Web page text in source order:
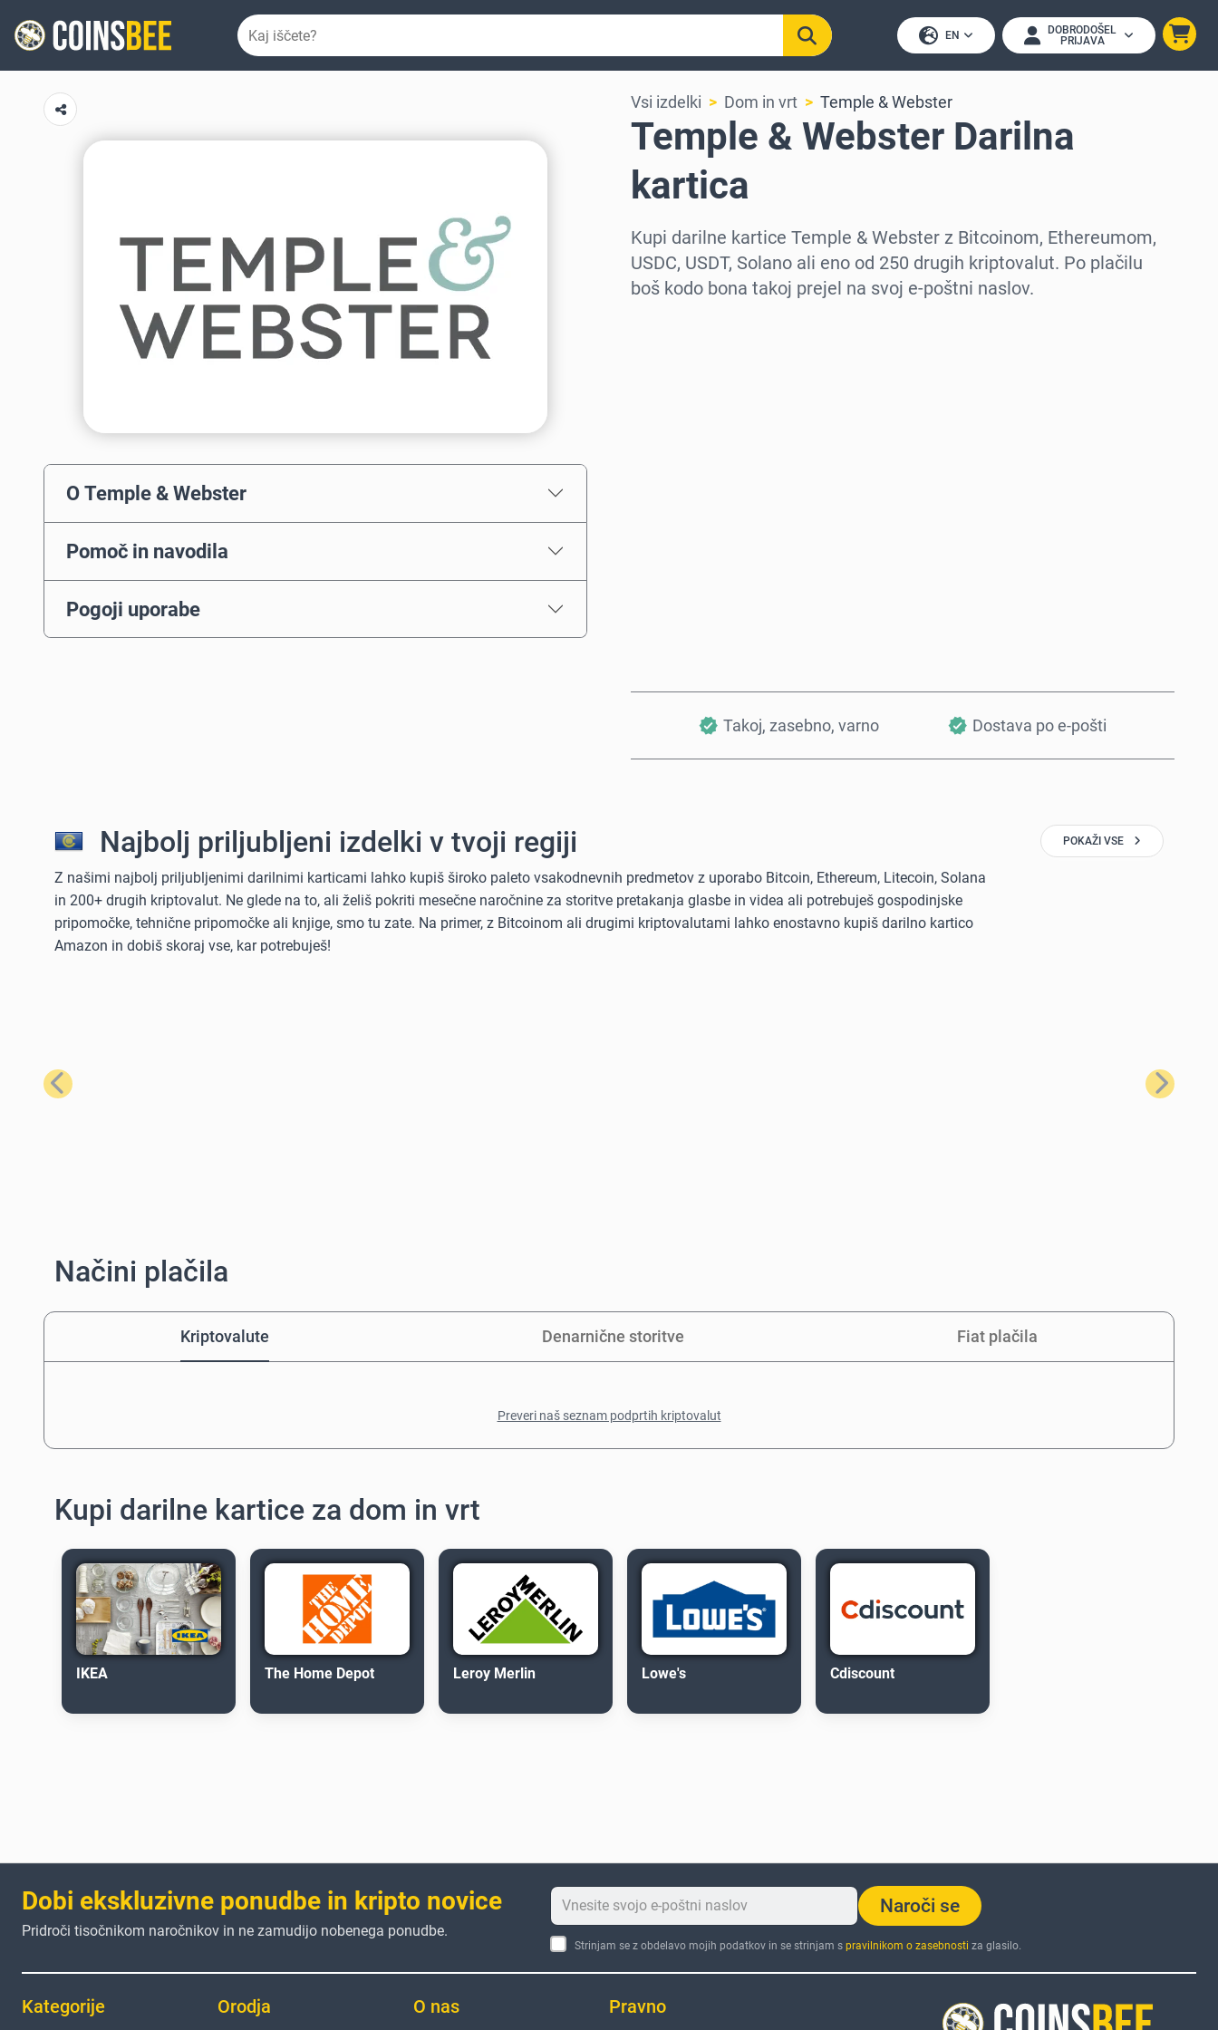
EN
DOBRODOŠEL
PRIJAVA
O Temple & Webster
Pomoč in navodila
Pogoji uporabe
Vsi izdelki Dom in vrt Temple & Webster
Temple & Webster Darilna
kartica
Kupi darilne kartice Temple & Webster z Bitcoinom, Ethereumom,
USDC, USDT, Solano ali eno od 250 drugih kriptovalut. Po plačilu
boš kodo bona takoj prejel na svoj e-poštni naslov.
Takoj, zasebno, varno Dostava po e-pošti
Najbolj priljubljeni izdelki v tvoji regiji
Z našimi najbolj priljubljenimi darilnimi karticami lahko kupiš široko paleto vsakodnevnih predmetov z uporabo Bitcoin, Ethereum, Litecoin, Solana
in 200+ drugih kriptovalut. Ne glede na to, ali želiš pokriti mesečne naročnine za storitve pretakanja glasbe in videa ali potrebuješ gospodinjske
pripomočke, tehnične pripomočke ali knjige, smo tu zate. Na primer, z Bitcoinom ali drugimi kriptovalutami lahko enostavno kupiš darilno kartico
Amazon in dobiš skoraj vse, kar potrebuješ!
POKAŽI VSE
Prejšnji Naslednji
Načini plačila
Kriptovalute Denarnične storitve Fiat plačila
Preveri naš seznam podprtih kriptovalut
Kupi darilne kartice za dom in vrt
IKEA The Home Depot Leroy Merlin Lowe's Cdiscount
Dobi ekskluzivne ponudbe in kripto novice
Pridroči tisočnikom naročnikov in ne zamudijo nobenega ponudbe.
Naroči se
Strinjam se z obdelavo mojih podatkov in se strinjam s pravilnikom o zasebnosti za glasilo.
Kategorije Orodja O nas Pravno